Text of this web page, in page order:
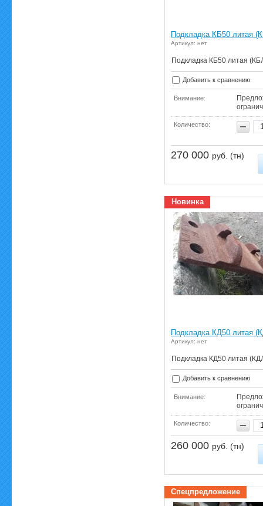
Подкладка КБ50 литая
Артикул: нет
Подкладка КБ50 литая
Добавить к сравнению
Внимание:
Количество:
270 000 руб. (тн)
Новинка
Подкладка КД50 литая
Артикул: нет
Подкладка КД50 литая
Добавить к сравнению
Внимание:
Количество:
260 000 руб. (тн)
Спецпредложение